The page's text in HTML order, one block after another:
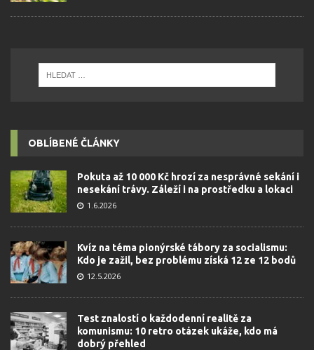
OBLÍBENÉ ČLÁNKY
Pokuta až 10 000 Kč hrozí za nesprávné sekání i
nesekání trávy. Záleží i na prostředku a lokaci
1.6.2026
Kvíz na téma pionýrské tábory za socialismu:
Kdo je zažil, bez problému získá 12 ze 12 bodů
12.5.2026
Test znalostí o každodenní realitě za
komunismu: 10 retro otázek ukáže, kdo má
dobrý přehled